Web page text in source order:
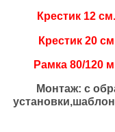
Крестик 12
Крестик 20
Рамка 80/120
Монтаж: с